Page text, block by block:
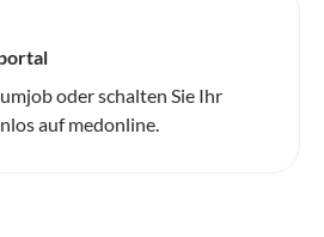
oder schalten Sie Ihr
auf medonline.